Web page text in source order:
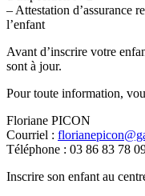
– Attestation d’assurance
l’enfant
Avant d’inscrire votre
sont à jour.
Pour toute information,
Floriane PICON
Courriel :
Téléphone : 03 86 83 78
Inscrire son enfant au